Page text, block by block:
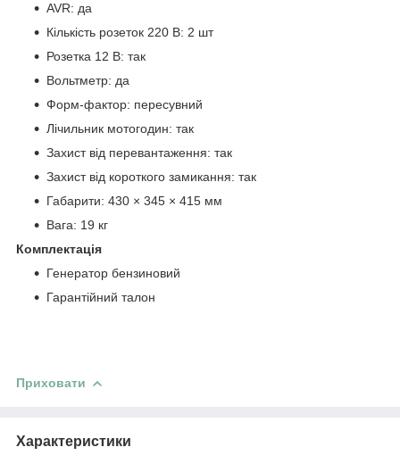
AVR: да
Кількість розеток 220 В: 2 шт
Розетка 12 В: так
Вольтметр: да
Форм-фактор: пересувний
Лічильник мотогодин: так
Захист від перевантаження: так
Захист від короткого замикання: так
Габарити: 430 × 345 × 415 мм
Вага: 19 кг
Комплектація
Генератор бензиновий
Гарантійний талон
Приховати
Характеристики